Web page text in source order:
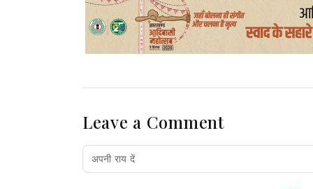
Leave a Comment